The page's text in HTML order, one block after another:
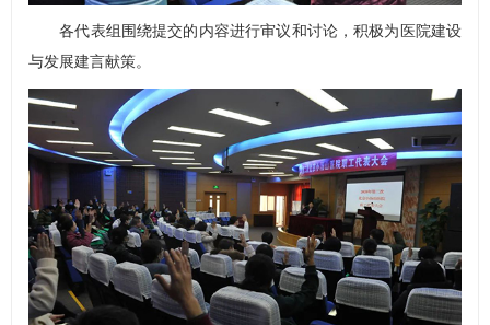
各代表组围绕提交的内容进行审议和讨论，积极为医院建设
与发展建言献策。